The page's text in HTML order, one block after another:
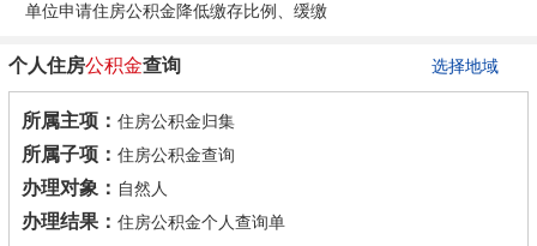
单位申请住房公积金降低缴存比例、缓缴
选择地域
个人住房公积金查询
所属主项： 住房公积金归集
所属子项： 住房公积金查询
办理对象： 自然人
办理结果： 住房公积金个人查询单